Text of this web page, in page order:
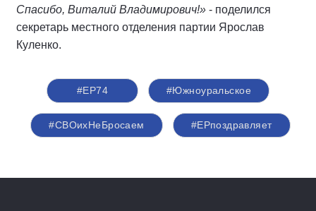
Спасибо, Виталий Владимирович!» - поделился
секретарь местного отделения партии Ярослав
Куленко.
#ЕР74 #Южноуральское
#СВОихНеБросаем #ЕРпоздравляет